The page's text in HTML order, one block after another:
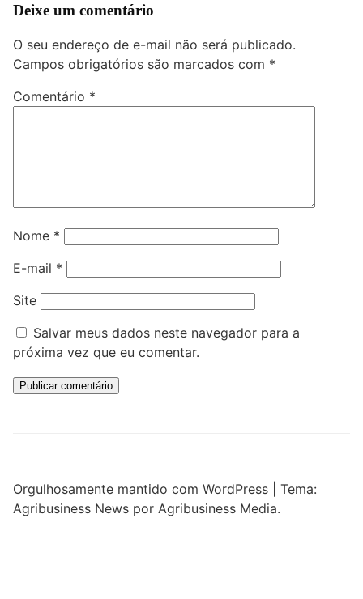
Deixe um comentário
O seu endereço de e-mail não será publicado.
Campos obrigatórios são marcados com *
Comentário *
Nome *
E-mail *
Site
Salvar meus dados neste navegador para a
próxima vez que eu comentar.
Orgulhosamente mantido com WordPress
Tema:
Agribusiness News por Agribusiness Media.